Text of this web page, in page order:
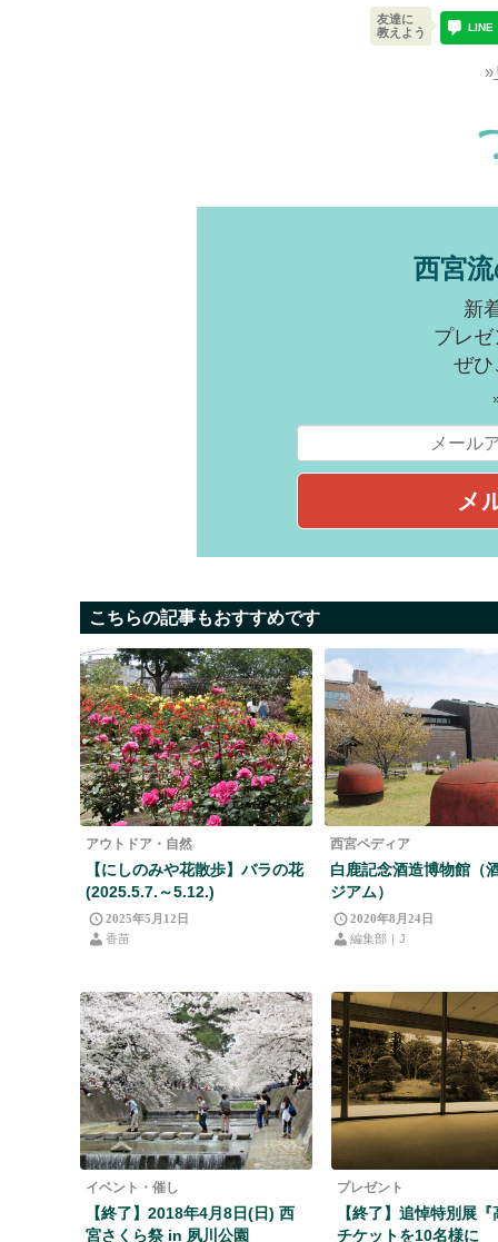
友達に
教えよう
LINE
»
西宮
新
プレゼ
ぜひ
こちらの記事もおすすめです
アウトドア・自然
【にしのみや花散歩】バラの花
(2025.5.7.～5.12.)
2025年5月12日
香苗
西宮ペディア
白鹿記念酒造博物館（
ジアム）
2020年8月24日
編集部｜J
イベント・催し
【終了】2018年4月8日(日) 西
宮さくら祭 in 夙川公園
プレゼント
【終了】追悼特別展『
チケットを10名様に